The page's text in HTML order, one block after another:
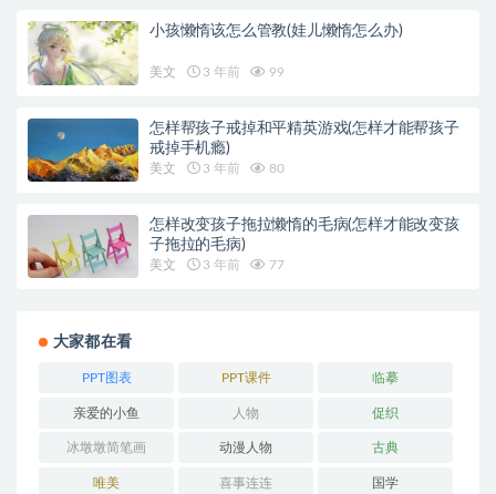
小孩懒惰该怎么管教(娃儿懒惰怎么办)
美文 3 年前 99
怎样帮孩子戒掉和平精英游戏(怎样才能帮孩子
戒掉手机瘾)
美文 3 年前 80
怎样改变孩子拖拉懒惰的毛病(怎样才能改变孩
子拖拉的毛病)
美文 3 年前 77
大家都在看
PPT图表 PPT课件 临摹
亲爱的小鱼 人物 促织
冰墩墩简笔画 动漫人物 古典
唯美 喜事连连 国学